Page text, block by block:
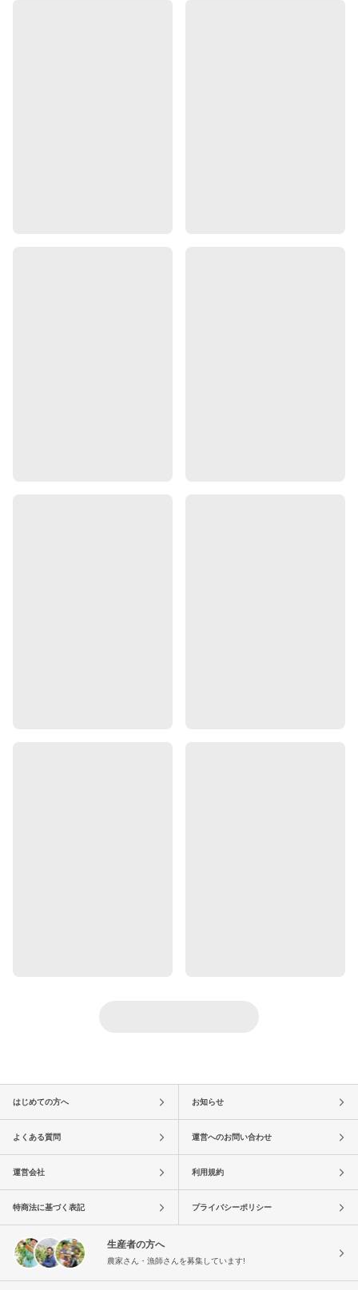
はじめての方へ お知らせ
よくある質問 運営へのお問い合わせ
運営会社 利用規約
特商法に基づく表記 プライバシーポリシー
生産者の方へ
農家さん・漁師さんを募集しています!